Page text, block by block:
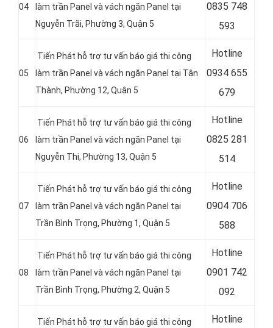
04
làm trần Panel và vách ngăn Panel tại
Nguyễn Trãi, Phường 3, Quận 5
0835 748
593
05
Tiến Phát hỗ trợ tư vấn báo giá thi công
làm trần Panel và vách ngăn Panel tại Tân
Thành, Phường 12, Quận 5
Hotline
0934 655
679
06
Tiến Phát hỗ trợ tư vấn báo giá thi công
làm trần Panel và vách ngăn Panel tại
Nguyễn Thi, Phường 13, Quận 5
Hotline
0825 281
514
07
Tiến Phát hỗ trợ tư vấn báo giá thi công
làm trần Panel và vách ngăn Panel tại
Trần Bình Trọng, Phường 1, Quận 5
Hotline
0904 706
588
08
Tiến Phát hỗ trợ tư vấn báo giá thi công
làm trần Panel và vách ngăn Panel tại
Trần Bình Trọng, Phường 2, Quận 5
Hotline
0901 742
092
Tiến Phát hỗ trợ tư vấn báo giá thi công
Hotline